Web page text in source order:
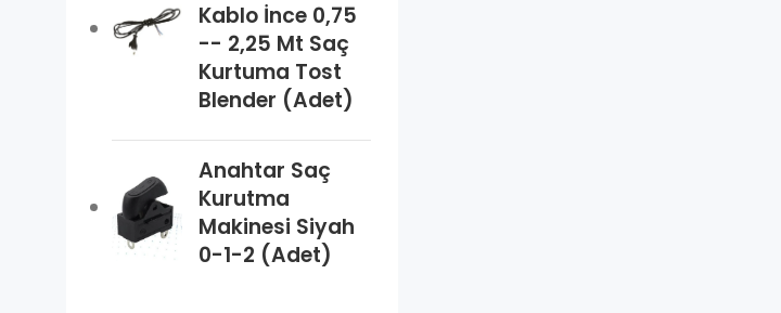
Kablo İnce 0,75
-- 2,25 Mt Saç
Kurtuma Tost
Blender (Adet)
Anahtar Saç
Kurutma
Makinesi Siyah
0-1-2 (Adet)